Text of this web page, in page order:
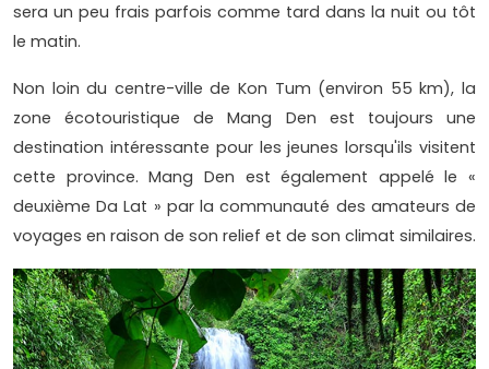
sera un peu frais parfois comme tard dans la nuit ou tôt
le matin.
Non loin du centre-ville de Kon Tum (environ 55 km), la
zone écotouristique de Mang Den est toujours une
destination intéressante pour les jeunes lorsqu'ils visitent
cette province. Mang Den est également appelé le «
deuxième Da Lat » par la communauté des amateurs de
voyages en raison de son relief et de son climat similaires.